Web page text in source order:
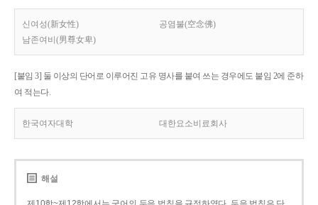
신여성(新女性)
공염불(空念佛)
남존여비(男尊女卑)
[붙임 3] 둘 이상의 단어로 이루어진 고유 명사를 붙여 쓰는 경우에도 붙임 2에 준하
여 적는다.
한국여자대학 대한요소비료회사
해설